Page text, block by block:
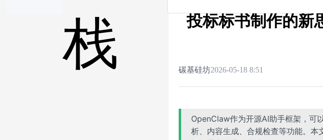
栈
投标标书制作的新
碳基硅坊2026-05-18 8:51
OpenClaw作为开源AI助手框架，可
析、内容生成、合规检查等功能。